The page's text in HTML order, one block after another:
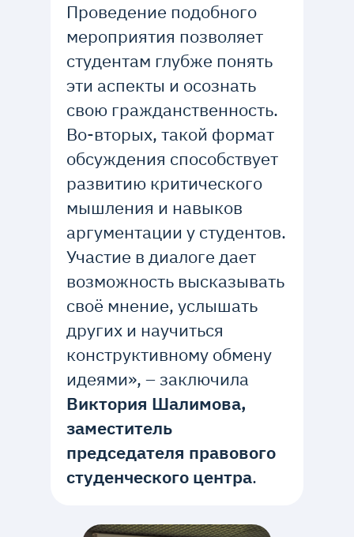
Проведение подобного
мероприятия позволяет
студентам глубже понять
эти аспекты и осознать
свою гражданственность.
Во-вторых, такой формат
обсуждения способствует
развитию критического
мышления и навыков
аргументации у студентов.
Участие в диалоге дает
возможность высказывать
своё мнение, услышать
других и научиться
конструктивному обмену
идеями», – заключила
Виктория Шалимова,
заместитель
председателя правового
студенческого центра.